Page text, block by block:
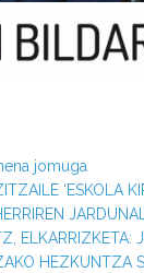
jomuga
‘ESKOLA
ELKARRIZKETA:
HEZKUNTZA